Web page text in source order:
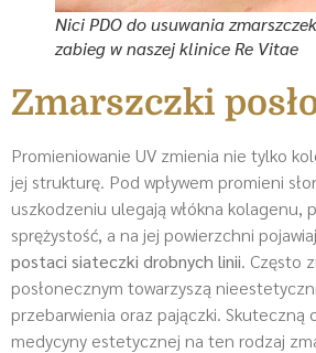
Nici PDO do usuwania
zabieg w naszej klinice Re Vitae
Zmarszczki
Promieniowanie UV zmienia nie tylko
jej strukturę. Pod wpływem promieni
uszkodzeniu ulegają włókna kolagenu,
sprężystość, a na jej powierzchni
postaci siateczki drobnych linii. Często
posłonecznym towarzyszą
przebarwienia oraz pajączki. Skuteczną
medycyny estetycznej na ten rodzaj